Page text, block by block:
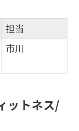
担当
市川
ットネス/